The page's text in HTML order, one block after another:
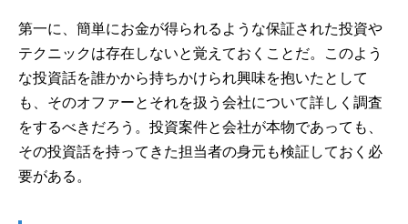
第一に、簡単にお金が得られるような保証された投資や
テクニックは存在しないと覚えておくことだ。このよう
な投資話を誰かから持ちかけられ興味を抱いたとして
も、そのオファーとそれを扱う会社について詳しく調査
をするべきだろう。投資案件と会社が本物であっても、
その投資話を持ってきた担当者の身元も検証しておく必
要がある。